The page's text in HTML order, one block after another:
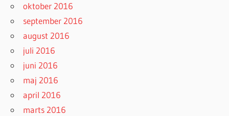
oktober 2016
september 2016
august 2016
juli 2016
juni 2016
maj 2016
april 2016
marts 2016